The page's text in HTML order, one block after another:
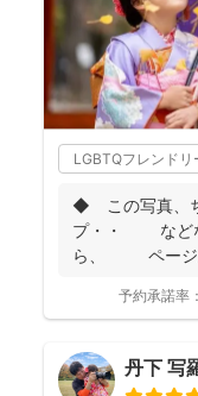
LGBTQフレンドリ
◆ この写真、
プ・・ などな
ら、 ページ
予約承諾率：
丹下 写